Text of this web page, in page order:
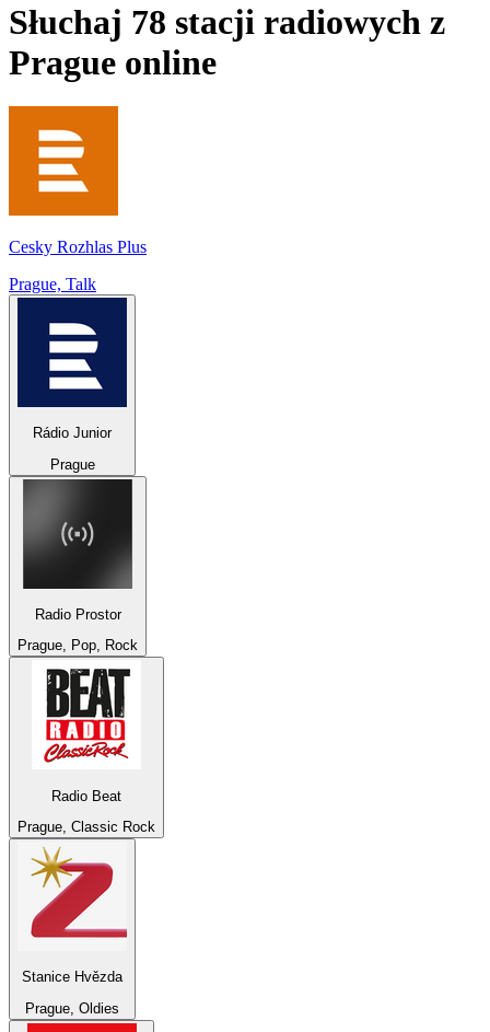
Słuchaj 78 stacji radiowych z
Prague online
Cesky Rozhlas Plus
Prague, Talk
Rádio Junior
Prague
Radio Prostor
Prague, Pop, Rock
Radio Beat
Prague, Classic Rock
Stanice Hvězda
Prague, Oldies